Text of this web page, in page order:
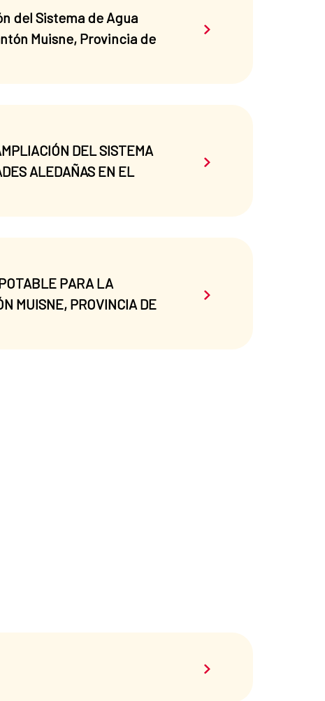
del Sistema de Agua
Muisne, Provincia de
Saber más sobre el
DEL SISTEMA
ALEDAÑAS EN EL
Saber más sobre el
PARA LA
MUISNE, PROVINCIA DE
Saber más sobre el
Saber más sobre el